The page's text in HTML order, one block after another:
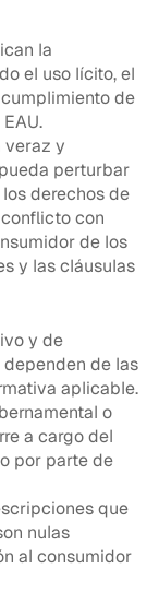
la
el uso lícito, el
de
veraz y
perturbar
derechos de
con
de los
y las cláusulas
y de
de las
aplicable.
o
a cargo del
por parte de
que
nulas
al consumidor